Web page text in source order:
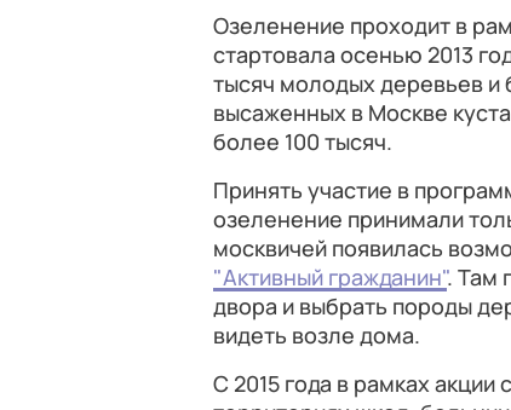
Озеленение проходит в
стартовала осенью 2013
тысяч молодых деревьев и
высаженных в Москве
более 100 тысяч.
Принять участие в
озеленение принимали
москвичей появилась
"Активный гражданин". Там
двора и выбрать породы
видеть возле дома.
С 2015 года в рамках акции